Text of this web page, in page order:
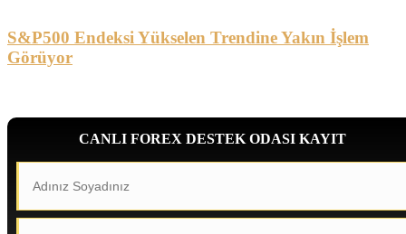
S&P500 Endeksi Yükselen Trendine Yakın İşlem
Görüyor
CANLI FOREX DESTEK ODASI KAYIT